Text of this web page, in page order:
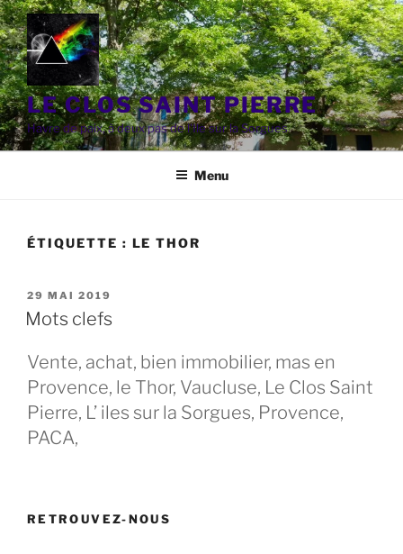
Aller
au
contenu
principal
LE CLOS SAINT PIERRE
Havre de paix, à deux pas de l'Ile sur la Sorgues
Menu
ÉTIQUETTE : LE THOR
PUBLIÉ
LE
29 MAI 2019
Mots clefs
Vente, achat, bien immobilier, mas en
Provence, le Thor, Vaucluse, Le Clos Saint
Pierre, L’ iles sur la Sorgues, Provence,
PACA,
RETROUVEZ-NOUS